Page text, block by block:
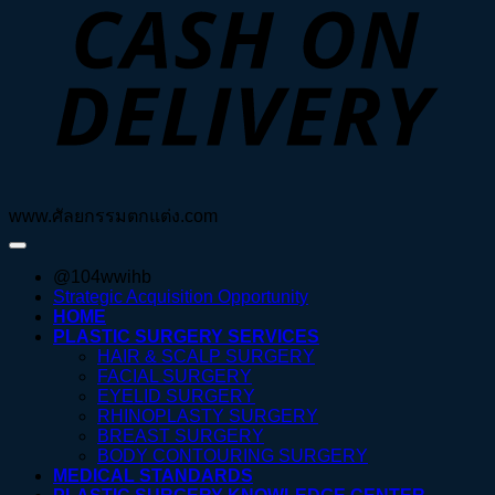
www.ศัลยกรรมตกแต่ง.com
@104wwihb
Strategic Acquisition Opportunity
HOME
PLASTIC SURGERY SERVICES
HAIR & SCALP SURGERY
FACIAL SURGERY
EYELID SURGERY
RHINOPLASTY SURGERY
BREAST SURGERY
BODY CONTOURING SURGERY
MEDICAL STANDARDS